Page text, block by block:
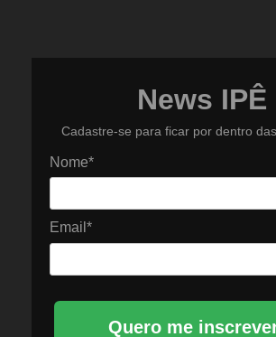
News IPÊ
Cadastre-se para ficar por dentro
Nome*
Email*
Quero me